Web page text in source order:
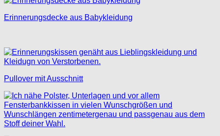
Erinnerungsdecke aus Babykleidung
Pullover mit Ausschnitt